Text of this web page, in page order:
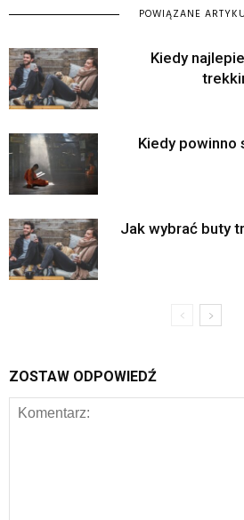
POWIĄZANE
Kiedy
Kiedy powinno
Jak wybrać buty
ZOSTAW ODPOWIEDŹ